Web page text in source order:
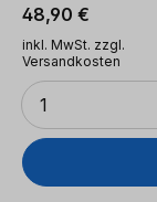
Regulärer Preis:
48,90 €
inkl. MwSt. zzgl.
Versandkosten
Anzahl
1